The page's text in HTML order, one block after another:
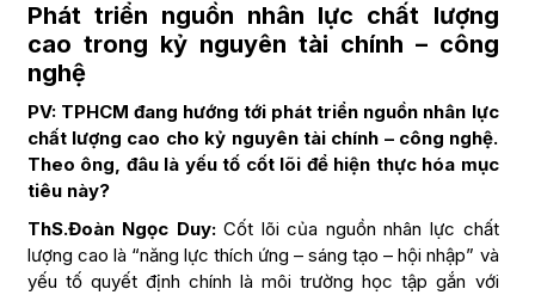
Phát triển nguồn nhân lực chất lượng
cao trong kỷ nguyên tài chính – công
nghệ
PV: TPHCM đang hướng tới phát triển nguồn nhân lực
chất lượng cao cho kỷ nguyên tài chính – công nghệ.
Theo ông, đâu là yếu tố cốt lõi để hiện thực hóa mục
tiêu này?
ThS.Đoàn Ngọc Duy:Cốt lõi của nguồn nhân lực chất
lượng cao là “năng lực thích ứng – sáng tạo – hội nhập” và
yếu tố quyết định chính là môi trường học tập gắn với